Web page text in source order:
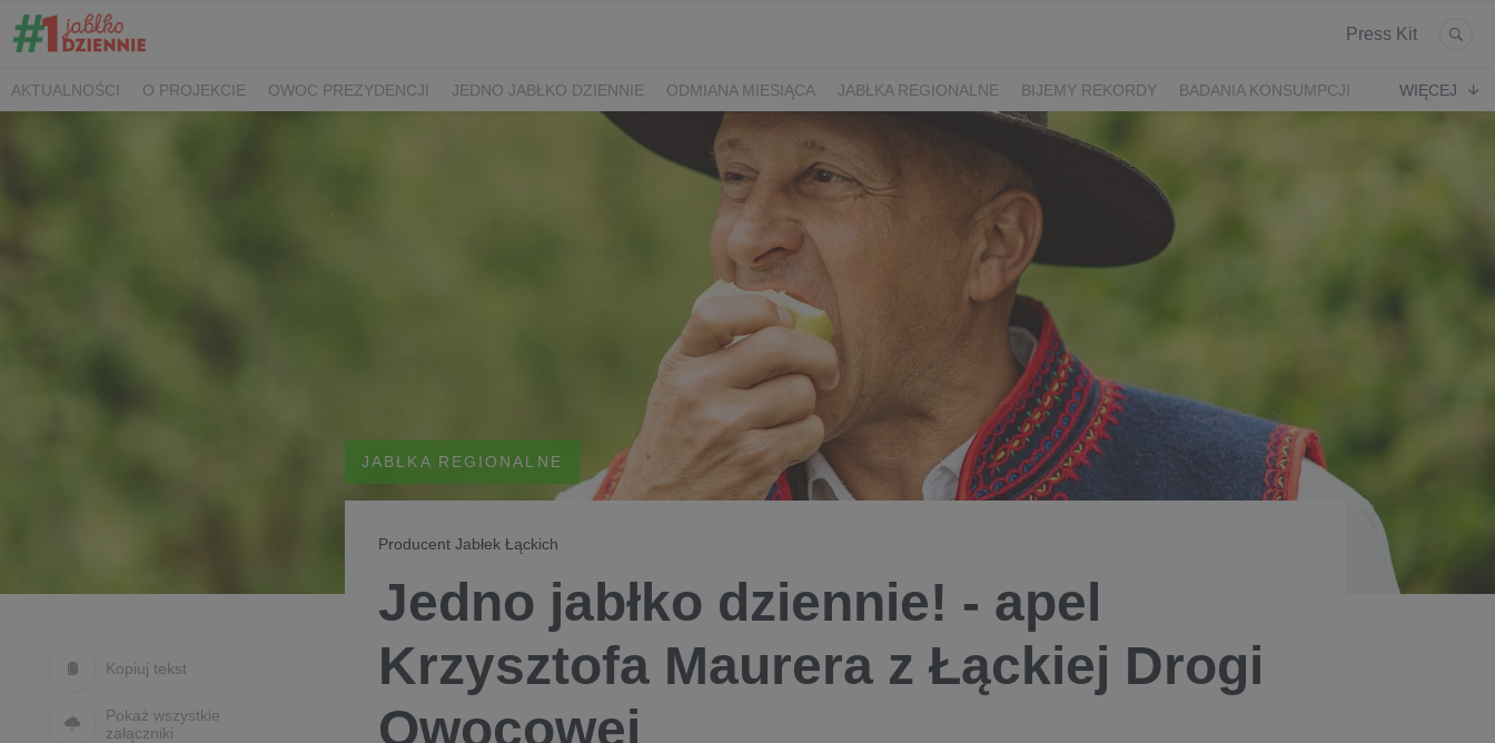
Press Kit
AKTUALNOŚCI O PROJEKCIE OWOC PREZYDENCJI JEDNO JABŁKO DZIENNIE ODMIANA MIESIĄCA JABŁKA REGIONALNE BIJEMY REKORDY
BADANIA KONSUMPCJI
WIĘCEJ
Kopiuj tekst
Pokaż wszystkie
załączniki
JABŁKA REGIONALNE
Producent Jabłek Łąckich
Jedno jabłko dziennie! - apel
Krzysztofa Maurera z Łąckiej Drogi
Owocowej